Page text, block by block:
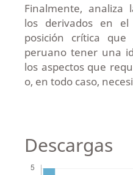
Finalmente, analiza
los derivados en
posición crítica
peruano tener una
los aspectos que
o, en todo caso,
Descargas